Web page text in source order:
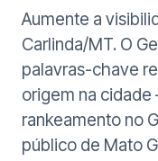
Aumente a
Carlinda/MT. O
palavras-chave
origem na
rankeamento no
público de Mato